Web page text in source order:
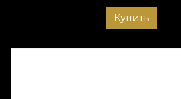
Купить